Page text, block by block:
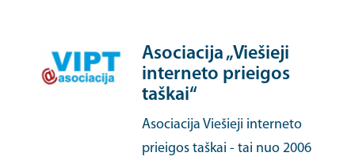
Asociacija „Viešieji
interneto prieigos
taškai“
Asociacija Viešieji interneto
prieigos taškai - tai nuo 2006